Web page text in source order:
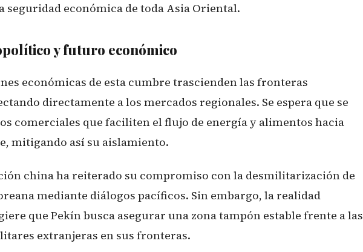
seguridad económica de toda Asia Oriental.
y futuro económico
económicas de esta cumbre trascienden las fronteras
directamente a los mercados regionales. Se espera que se
comerciales que faciliten el flujo de energía y alimentos hacia
mitigando así su aislamiento.
china ha reiterado su compromiso con la desmilitarización de
mediante diálogos pacíficos. Sin embargo, la realidad
que Pekín busca asegurar una zona tampón estable frente a las
extranjeras en sus fronteras.